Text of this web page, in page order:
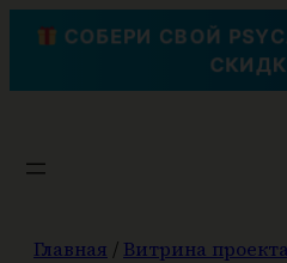
СОБЕРИ СВОЙ
содержимому
Главная / Витрина